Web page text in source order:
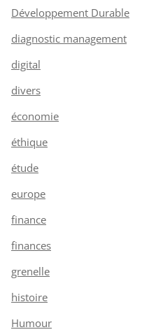
Développement Durable
diagnostic management
digital
divers
économie
éthique
étude
europe
finance
finances
grenelle
histoire
Humour